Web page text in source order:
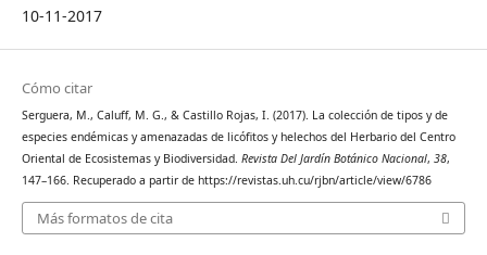
10-11-2017
Cómo citar
Serguera, M., Caluff, M. G., & Castillo Rojas, I. (2017). La colección de tipos y de
especies endémicas y amenazadas de licófitos y helechos del Herbario del Centro
Oriental de Ecosistemas y Biodiversidad. Revista Del Jardín Botánico Nacional, 38,
147–166. Recuperado a partir de https://revistas.uh.cu/rjbn/article/view/6786
Más formatos de cita